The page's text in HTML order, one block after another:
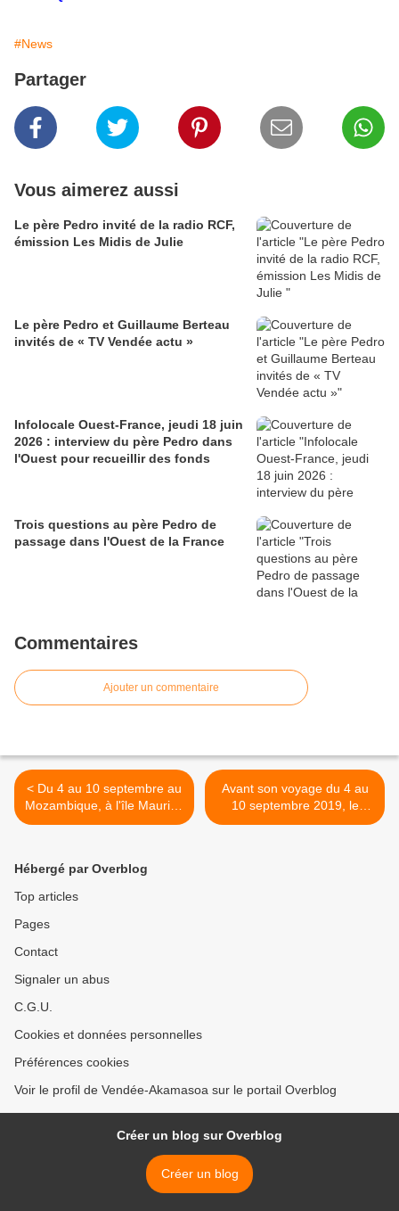
#News
Partager
Vous aimerez aussi
Le père Pedro invité de la radio RCF,
émission Les Midis de Julie
Le père Pedro et Guillaume Berteau
invités de « TV Vendée actu »
Infolocale Ouest-France, jeudi 18 juin
2026 : interview du père Pedro dans
l'Ouest pour recueillir des fonds
Trois questions au père Pedro de
passage dans l'Ouest de la France
Commentaires
Ajouter un commentaire
< Du 4 au 10 septembre au
Mozambique, à l'île Maurice
et Madagascar : le pape
Avant son voyage du 4 au
10 septembre 2019, le
Pape s'adresse aux
Hébergé par Overblog
Top articles
Pages
Contact
Signaler un abus
C.G.U.
Cookies et données personnelles
Préférences cookies
Voir le profil de Vendée-Akamasoa sur le portail Overblog
Créer un blog sur Overblog
Créer un blog